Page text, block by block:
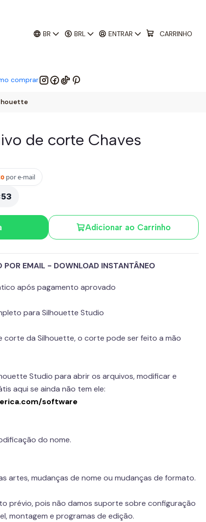
BR BRL ENTRAR CARRINHO
comprar
de corte Chaves
por e-mail
:53
Adicionar ao Carrinho
POR EMAIL - DOWNLOAD INSTANTÂNEO
após pagamento aprovado
para Silhouette Studio
corte da Silhouette, o corte pode ser feito a mão
Studio para abrir os arquivos, modificar e
aqui se ainda não tem ele:
software
do nome.
artes, mudanças de nome ou mudanças de formato.
prévio, pois não damos suporte sobre configuração
montagem e programas de edição.